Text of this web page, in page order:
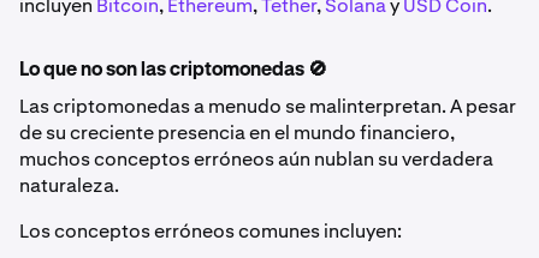
incluyen Bitcoin,Ethereum,Tether,SolanayUSD Coin.
Lo que no son las criptomonedas 🚫
Las criptomonedas a menudo se malinterpretan. A pesar
de su creciente presencia en el mundo financiero,
muchos conceptos erróneos aún nublan su verdadera
naturaleza.
Los conceptos erróneos comunes incluyen: